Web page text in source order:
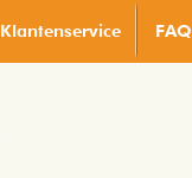
Klantenservice FAQ